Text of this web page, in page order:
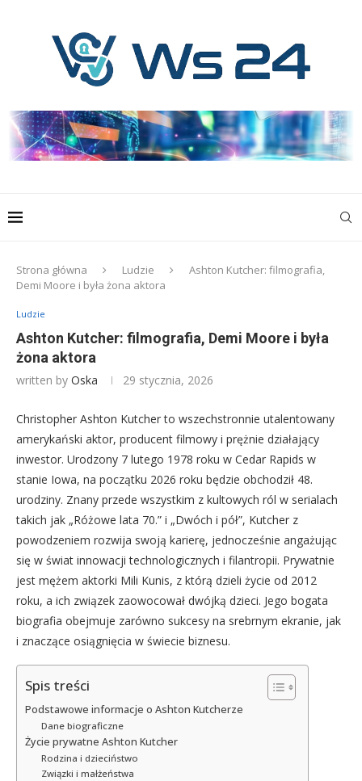
Strona główna Ludzie
Ashton Kutcher: filmografia,
Demi Moore i była żona aktora
Ludzie
Ashton Kutcher: filmografia, Demi Moore i była
żona aktora
written by Oska 29 stycznia, 2026
Christopher Ashton Kutcher to wszechstronnie utalentowany
amerykański aktor, producent filmowy i prężnie działający
inwestor. Urodzony 7 lutego 1978 roku w Cedar Rapids w
stanie Iowa, na początku 2026 roku będzie obchodził 48.
urodziny. Znany przede wszystkim z kultowych ról w serialach
takich jak „Różowe lata 70.” i „Dwóch i pół”, Kutcher z
powodzeniem rozwija swoją karierę, jednocześnie angażując
się w świat innowacji technologicznych i filantropii. Prywatnie
jest mężem aktorki Mili Kunis, z którą dzieli życie od 2012
roku, a ich związek zaowocował dwójką dzieci. Jego bogata
biografia obejmuje zarówno sukcesy na srebrnym ekranie, jak
i znaczące osiągnięcia w świecie biznesu.
Spis treści
Podstawowe informacje o Ashton Kutcherze
Dane biograficzne
Życie prywatne Ashton Kutcher
Rodzina i dzieciństwo
Związki i małżeństwa